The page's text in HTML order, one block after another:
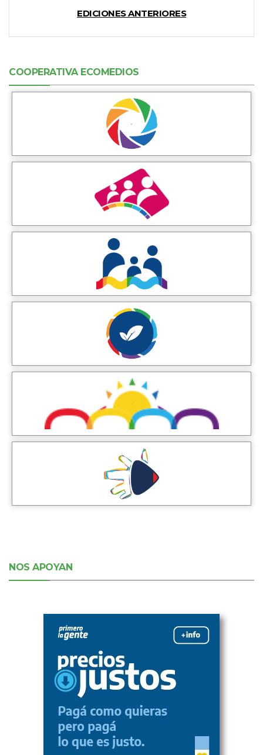
EDICIONES ANTERIORES
COOPERATIVA ECOMEDIOS
NOS APOYAN